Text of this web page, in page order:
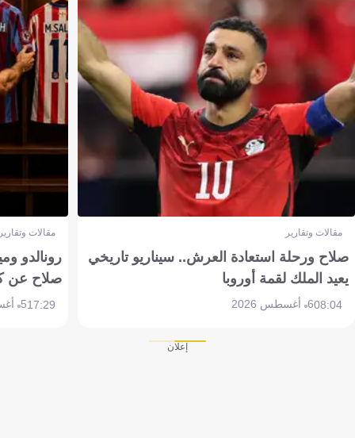
مقالات وتقارير
صلاح ورحلة استعادة العرش.. سيناريو تاريخي
يعيد الملك لقمة أوروبا
08:046 أغسطس 2026
مقالات
رونالدو
صلاح عن
17:295 أغسطس 2026
إعلان